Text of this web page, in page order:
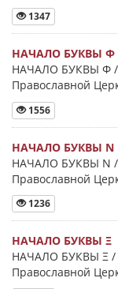
1347
НАЧАЛО БУКВЫ Φ
НАЧАЛО БУКВЫ Φ /
Православной
1556
НАЧАЛО БУКВЫ Ν
НАЧАЛО БУКВЫ Ν /
Православной
1236
НАЧАЛО БУКВЫ Ξ
НАЧАЛО БУКВЫ Ξ /
Православной